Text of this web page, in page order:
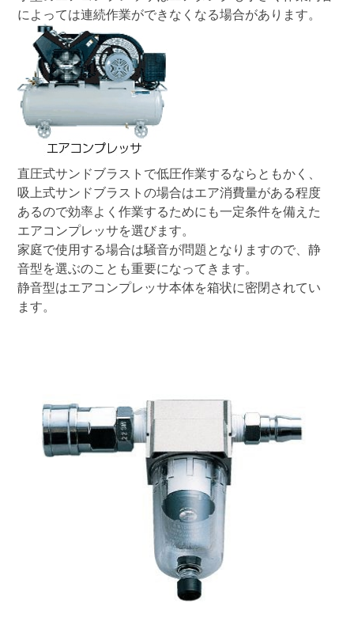
によっては連続作業ができなくなる場合があります。
直圧式サンドブラストで低圧作業するならともかく、
吸上式サンドブラストの場合はエア消費量がある程度
あるので効率よく作業するためにも一定条件を備えた
エアコンプレッサを選びます。
家庭で使用する場合は騒音が問題となりますので、静
音型を選ぶのことも重要になってきます。
静音型はエアコンプレッサ本体を箱状に密閉されてい
ます。